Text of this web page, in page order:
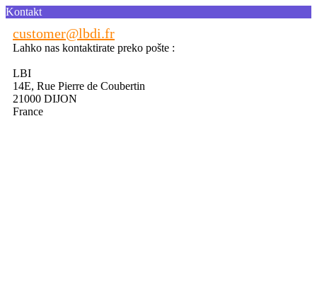
Kontakt
customer@lbdi.fr
Lahko nas kontaktirate preko pošte :
LBI
14E, Rue Pierre de Coubertin
21000 DIJON
France